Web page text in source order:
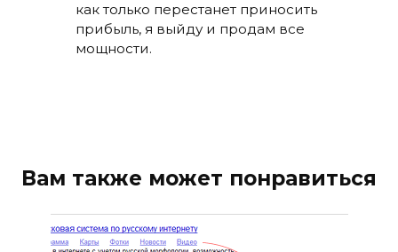
как только перестанет приносить
прибыль, я выйду и продам все
мощности.
Вам также может понравиться